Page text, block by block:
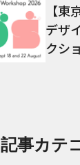
【
デザ
クシ
記事カテ